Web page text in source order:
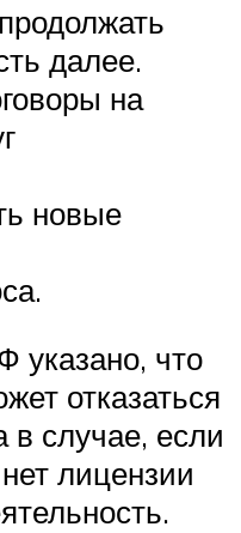
далее.
на
новые
указано, что
отказаться
в случае, если
лицензии